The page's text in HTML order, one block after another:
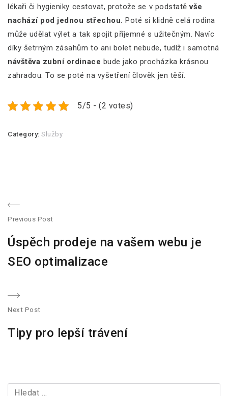
lékaři či hygieniky cestovat, protože se v podstatěvše
nachází pod jednou střechou. Poté si klidně celá rodina
může udělat výlet a tak spojit příjemné s užitečným. Navíc
díky šetrným zásahům to ani bolet nebude, tudíž i samotná
návštěva zubní ordinace bude jako procházka krásnou
zahradou. To se poté na vyšetření člověk jen těší.
5/5 - (2 votes)
Category:Služby
N
a
v
g
p
Previous Post
r
e
u
s
t
Úspěch prodeje na vašem webu je
SEO optimalizace
Next Post
Tipy pro lepší trávení